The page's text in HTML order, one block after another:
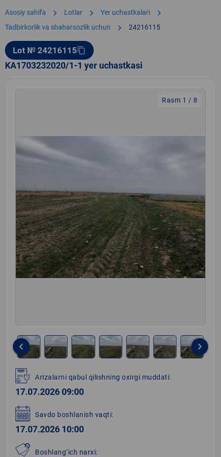
Asosiy sahifa chevron_right Lotlar chevron_right Yer uchastkalari chevron_right
Tadbirkorlik va shaharsozlik uchun chevron_right 24216115
Lot № 24216115content_copy
KA1703232020/1-1 yer uchastkasi
Rasm 1 / 8
1
of
8
keyboard_arrow_left keyboard_arrow_right
Arizalarni qabul qilishning oxirgi muddati:
17.07.2026 09:00
Savdo boshlanish vaqti:
17.07.2026 10:00
Boshlang‘ich narxi: